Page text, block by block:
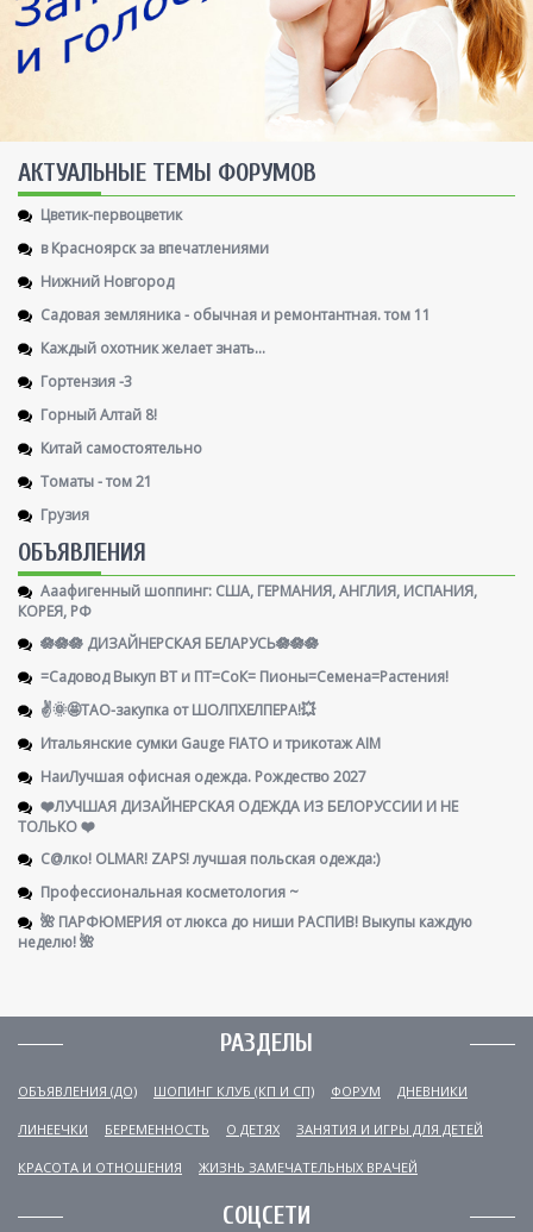
AКТУАЛЬНЫЕ ТЕМЫ ФОРУМОВ
Цветик-первоцветик
в Красноярск за впечатлениями
Нижний Новгород
Садовая земляника - обычная и ремонтантная. том 11
Каждый охотник желает знать...
Гортензия -3
Горный Алтай 8!
Китай самостоятельно
Томаты - том 21
Грузия
ОБЪЯВЛЕНИЯ
Ааафигенный шоппинг: США, ГЕРМАНИЯ, АНГЛИЯ, ИСПАНИЯ,
КОРЕЯ, РФ
🪷🪷🪷 ДИЗАЙНЕРСКАЯ БЕЛАРУСЬ🪷🪷🪷
=Садовод Выкуп ВТ и ПТ=СоК= Пионы=Семена=Растения!
✌️🌞🤩ТАО-закупка от ШОЛПХЕЛПЕРА!💥
Итальянские сумки Gauge FIATO и трикотаж AIM
НаиЛучшая офисная одежда. Рождество 2027
❤️ЛУЧШАЯ ДИЗАЙНЕРСКАЯ ОДЕЖДА ИЗ БЕЛОРУССИИ И НЕ
ТОЛЬКО ❤️
С@лко! OLMAR! ZAPS! лучшая польская одежда:)
Профессиональная косметология ~
🌺 ПАРФЮМЕРИЯ от люкса до ниши РАСПИВ! Выкупы каждую
неделю! 🌺
РАЗДЕЛЫ
ОБЪЯВЛЕНИЯ (ДО) ШОПИНГ КЛУБ (КП И СП) ФОРУМ ДНЕВНИКИ
ЛИНЕЕЧКИ БЕРЕМЕННОСТЬ О ДЕТЯХ ЗАНЯТИЯ И ИГРЫ ДЛЯ ДЕТЕЙ
КРАСОТА И ОТНОШЕНИЯ ЖИЗНЬ ЗАМЕЧАТЕЛЬНЫХ ВРАЧЕЙ
СОЦСЕТИ